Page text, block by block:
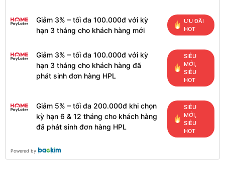
Giảm 3% – tối đa 100.000đ với kỳ
hạn 3 tháng cho khách hàng mới
ƯU ĐÃI
HOT
Giảm 3% – tối đa 100.000đ với kỳ
hạn 3 tháng cho khách hàng đã
phát sinh đơn hàng HPL
SIÊU
MỚI,
SIÊU
HOT
Giảm 5% – tối đa 200.000đ khi chọn
kỳ hạn 6 & 12 tháng cho khách hàng
đã phát sinh đơn hàng HPL
SIÊU
MỚI,
SIÊU
HOT
Powered by